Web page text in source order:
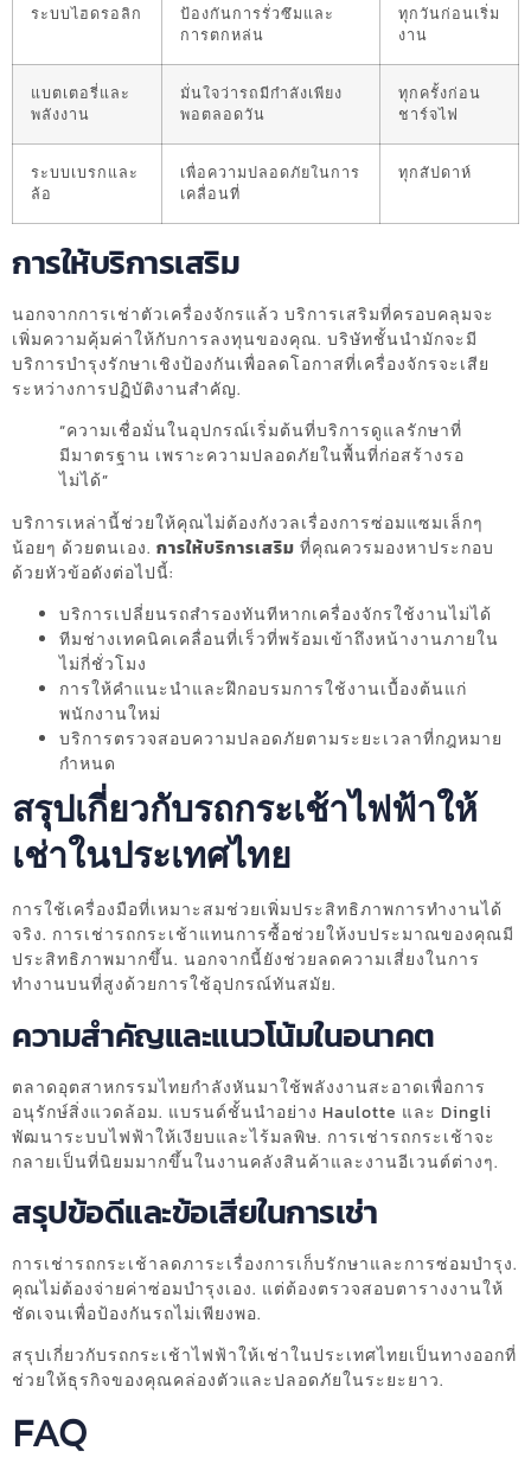
ระบบไฮดรอลิก
ป้องกันการรั่วซึมและ
การตกหล่น
ทุกวันก่อนเริ่ม
งาน
แบตเตอรี่และ
พลังงาน
มั่นใจว่ารถมีกำลังเพียง
พอตลอดวัน
ทุกครั้งก่อน
ชาร์จไฟ
ระบบเบรกและ
ล้อ
เพื่อความปลอดภัยในการ
เคลื่อนที่
ทุกสัปดาห์
การให้บริการเสริม
นอกจากการเช่าตัวเครื่องจักรแล้ว บริการเสริมที่ครอบคลุมจะ
เพิ่มความคุ้มค่าให้กับการลงทุนของคุณ. บริษัทชั้นนำมักจะมี
บริการบำรุงรักษาเชิงป้องกันเพื่อลดโอกาสที่เครื่องจักรจะเสีย
ระหว่างการปฏิบัติงานสำคัญ.
“ความเชื่อมั่นในอุปกรณ์เริ่มต้นที่บริการดูแลรักษาที่
มีมาตรฐาน เพราะความปลอดภัยในพื้นที่ก่อสร้างรอ
ไม่ได้”
บริการเหล่านี้ช่วยให้คุณไม่ต้องกังวลเรื่องการซ่อมแซมเล็กๆ
น้อยๆ ด้วยตนเอง. การให้บริการเสริม ที่คุณควรมองหาประกอบ
ด้วยหัวข้อดังต่อไปนี้:
บริการเปลี่ยนรถสำรองทันทีหากเครื่องจักรใช้งานไม่ได้
ทีมช่างเทคนิคเคลื่อนที่เร็วที่พร้อมเข้าถึงหน้างานภายใน
ไม่กี่ชั่วโมง
การให้คำแนะนำและฝึกอบรมการใช้งานเบื้องต้นแก่
พนักงานใหม่
บริการตรวจสอบความปลอดภัยตามระยะเวลาที่กฎหมาย
กำหนด
สรุปเกี่ยวกับรถกระเช้าไฟฟ้าให้
เช่าในประเทศไทย
การใช้เครื่องมือที่เหมาะสมช่วยเพิ่มประสิทธิภาพการทำงานได้
จริง. การเช่ารถกระเช้าแทนการซื้อช่วยให้งบประมาณของคุณมี
ประสิทธิภาพมากขึ้น. นอกจากนี้ยังช่วยลดความเสี่ยงในการ
ทำงานบนที่สูงด้วยการใช้อุปกรณ์ทันสมัย.
ความสำคัญและแนวโน้มในอนาคต
ตลาดอุตสาหกรรมไทยกำลังหันมาใช้พลังงานสะอาดเพื่อการ
อนุรักษ์สิ่งแวดล้อม. แบรนด์ชั้นนำอย่าง Haulotte และ Dingli
พัฒนาระบบไฟฟ้าให้เงียบและไร้มลพิษ. การเช่ารถกระเช้าจะ
กลายเป็นที่นิยมมากขึ้นในงานคลังสินค้าและงานอีเวนต์ต่างๆ.
สรุปข้อดีและข้อเสียในการเช่า
การเช่ารถกระเช้าลดภาระเรื่องการเก็บรักษาและการซ่อมบำรุง.
คุณไม่ต้องจ่ายค่าซ่อมบำรุงเอง. แต่ต้องตรวจสอบตารางงานให้
ชัดเจนเพื่อป้องกันรถไม่เพียงพอ.
สรุปเกี่ยวกับรถกระเช้าไฟฟ้าให้เช่าในประเทศไทยเป็นทางออกที่
ช่วยให้ธุรกิจของคุณคล่องตัวและปลอดภัยในระยะยาว.
FAQ